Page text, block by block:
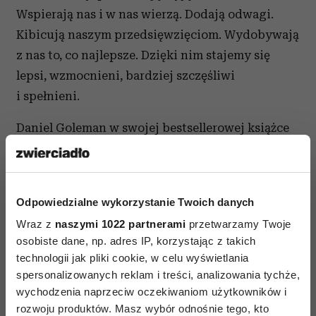
Odpowiedzialne wykorzystanie Twoich danych
Wraz z naszymi 1022 partnerami przetwarzamy Twoje
osobiste dane, np. adres IP, korzystając z takich
technologii jak pliki cookie, w celu wyświetlania
spersonalizowanych reklam i treści, analizowania tychże,
wychodzenia naprzeciw oczekiwaniom użytkowników i
rozwoju produktów. Masz wybór odnośnie tego, kto
Wspierają nas i w nas wierzą. Dodają odwagi.
Kibicują naszym przedsięwzięciom. Wydobywają
z nas to, co najlepsze. Dzięki nim stajemy się
lepsi, wzmocnieni, bardziej szczęśliwi
i spełnieni.
Daniel Goleman w swojej bestsellerowej książce
„Inteligencja społeczna” (Media Rodzina 2007)
pisze: zapomnijcie o swojej
życiu najważniejsze, dzieje się poprzez relacje
z innymi. Podobnie Lillian Glass we
„Wspaniałych ludziach” (Rebis 1998)
przypomina, że to, co osiągamy, to, kim jesteśmy,
jest możliwe dzięki innym ludziom. Wspaniali
ludzie to najlepsze, co możemy dostać od losu.